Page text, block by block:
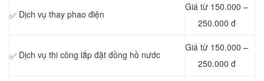
✅ Dịch vụ thay phao điện
Giá từ 150.000 –
250.000 đ
✅ Dịch vụ thi công lắp đặt đồng hồ nước
Giá từ 150.000 –
250.000 đ